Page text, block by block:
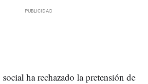
ha rechazado la pretensión de